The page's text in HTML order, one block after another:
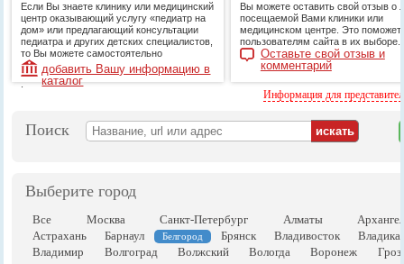
Если Вы знаете клинику или медицинский
центр оказывающий услугу «педиатр на
дом» или предлагающий консультации
педиатра и других детских специалистов,
то Вы можете самостоятельно
добавить Вашу информацию в
каталог
.
Вы можете оставить свой отзыв о
посещаемой Вами клиники или
медицинском центре. Это поможет
пользователям сайта в их выборе.
Оставьте свой отзыв и
комментарий
Информация для
Поиск
Выберите город
Все Москва Санкт-Петербург Алматы
Астрахань
Барнаул Белгород Брянск Владивосток
Владимир
Волгоград Волжский Вологда Воронеж